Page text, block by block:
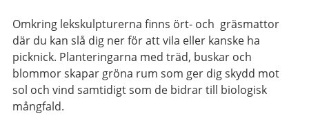
Omkring lekskulpturerna finns ört- och gräsmattor
där du kan slå dig ner för att vila eller kanske ha
picknick. Planteringarna med träd, buskar och
blommor skapar gröna rum som ger dig skydd mot
sol och vind samtidigt som de bidrar till biologisk
mångfald.